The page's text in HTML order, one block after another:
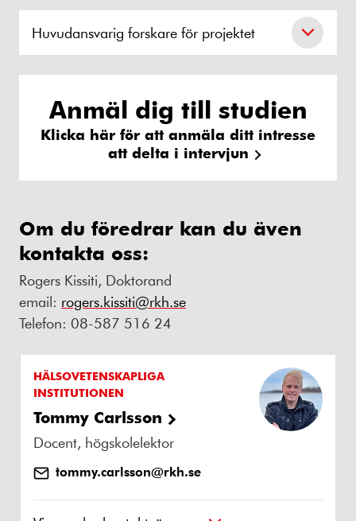
Huvudansvarig forskare för projektet
Anmäl dig till studien
Klicka här för att anmäla ditt intresse
att delta i intervjun
Om du föredrar kan du även
kontakta oss:
Rogers Kissiti, Doktorand
email: rogers.kissiti@rkh.se
Telefon: 08-587 516 24
HÄLSOVETENSKAPLIGA
INSTITUTIONEN
Tommy Carlsson
Docent, högskolelektor
tommy.carlsson@rkh.se